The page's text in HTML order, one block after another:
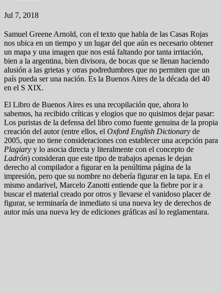
Jul 7, 2018
Samuel Greene Arnold, con el texto que habla de las Casas Rojas
nos ubica en un tiempo y un lugar del que aún es necesario obtener
un mapa y una imagen que nos está faltando por tanta irritación,
bien a la argentina, bien divisora, de bocas que se llenan haciendo
alusión a las grietas y otras podredumbres que no permiten que un
país pueda ser una nación. Es la Buenos Aires de la década del 40
en el S XIX.
El Libro de Buenos Aires es una recopilación que, ahora lo
sabemos, ha recibido críticas y elogios que no quisimos dejar pasar:
Los puristas de la defensa del libro como fuente genuina de la propia
creación del autor (entre ellos, el Oxford English Dictionary de
2005, que no tiene consideraciones con establecer una acepción para
Plagiary y lo asocia directa y literalmente con el concepto de
Ladrón) consideran que este tipo de trabajos apenas le dejan
derecho al compilador a figurar en la penúltima página de la
impresión, pero que su nombre no debería figurar en la tapa. En el
mismo andarivel, Marcelo Zanotti entiende que la fiebre por ir a
buscar el material creado por otros y llevarse el vanidoso placer de
figurar, se terminaría de inmediato si una nueva ley de derechos de
autor más una nueva ley de ediciones gráficas así lo reglamentara.